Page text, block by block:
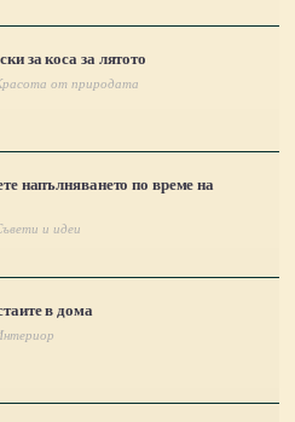
за коса за лятото
от природата
напълняването по време на
и идеи
в дома